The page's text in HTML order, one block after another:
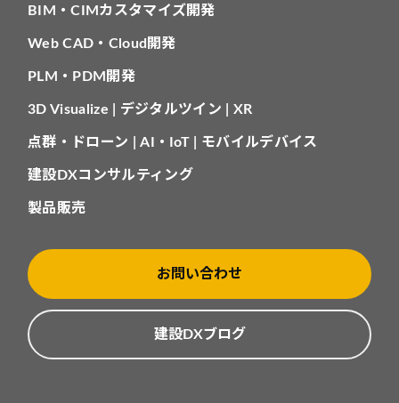
BIM・CIMカスタマイズ開発
Web CAD・Cloud開発
PLM・PDM開発
3D Visualize | デジタルツイン | XR
点群・ドローン | AI・IoT | モバイルデバイス
建設DXコンサルティング
製品販売
お問い合わせ
建設DXブログ